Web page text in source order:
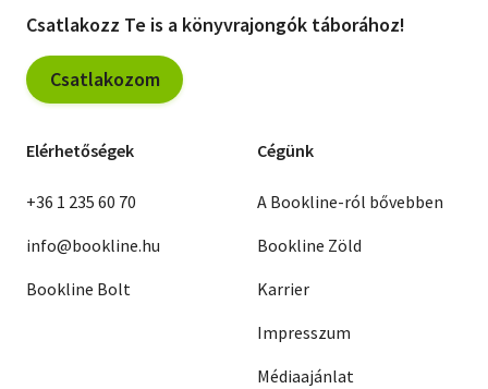
Csatlakozz Te is a könyvrajongók táborához!
Csatlakozom
Elérhetőségek
+36 1 235 60 70
info@bookline.hu
Bookline Bolt
Cégünk
A Bookline-ról bővebben
Bookline Zöld
Karrier
Impresszum
Médiaajánlat